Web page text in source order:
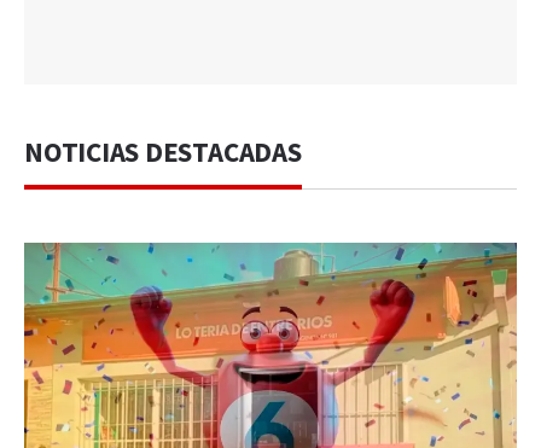
NOTICIAS DESTACADAS